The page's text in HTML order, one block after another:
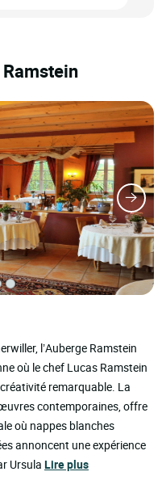
l’Auberge Ramstein
où le chef Lucas Ramstein
remarquable. La
contemporaines, offre
où nappes blanches
annoncent une expérience
Ursula Lire plus